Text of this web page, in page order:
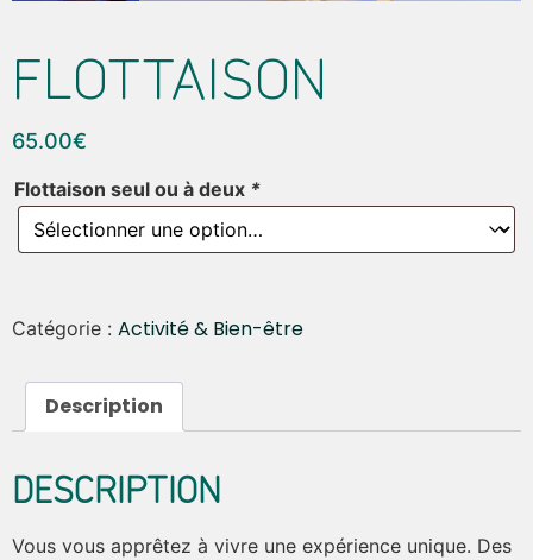
FLOTTAISON
65.00€
Flottaison seul ou à deux *
Catégorie : Activité & Bien-être
Description
DESCRIPTION
Vous vous apprêtez à vivre une expérience unique. Des